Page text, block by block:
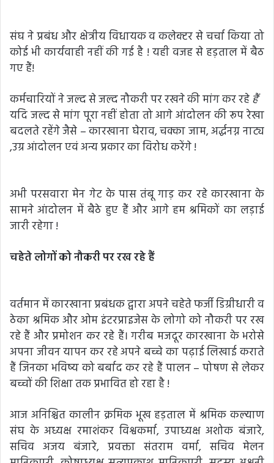
संघ ने प्रबंध और क्षेत्रीय विधायक व कलेक्टर से चर्चा किया तो
कोई भी कार्यवाही नहीं की गई है ! यही वजह से हड़ताल में बैठ
गए हैं!
कर्मचारियों ने जल्द से जल्द नौकरी पर रखने की मांग कर रहेहैं
यदि जल्द से मांग पूरा नहीं होता तो आगे आंदोलन की रूप रेखा
बदलते रहेंगे जैसे – कारखाना घेराव, चक्का जाम, अर्द्धनग्न नाट्य
,उग्र आंदोलन एवं अन्य प्रकार का विरोध करेंगे !
अभी परसवारा मेन गेट के पास तंबू गाड़ कर रहे कारखाना के
सामने आंदोलन में बैठे हुए हैं और आगे हम श्रमिकों का लड़ाई
जारी रहेगा !
चहेते लोगों को नौकरी पर रख रहे हैं
वर्तमान में कारखाना प्रबंधक द्वारा अपने चहेते फर्जी डिग्रीधारी व
ठेका श्रमिक और ओम इंटरप्राइजेस के लोगो को नौकरी पर रख
रहे हैं और प्रमोशन कर रहे हैं। गरीब मजदूर कारखाना के भरोसे
अपना जीवन यापन कर रहे अपने बच्चे का पढ़ाई लिखाई कराते
हैं जिनका भविष्य को बर्बाद कर रहे हैं पालन – पोषण से लेकर
बच्चों की शिक्षा तक प्रभावित हो रहा है !
आज अनिश्चित कालीन क्रमिक भूख हड़ताल में श्रमिक कल्याण
संघ के अध्यक्ष रमाशंकर विश्वकर्मा, उपाध्यक्ष अशोक बंजारे,
सचिव अजय बंजारे, प्रवक्ता संतराम वर्मा, सचिव मेलन